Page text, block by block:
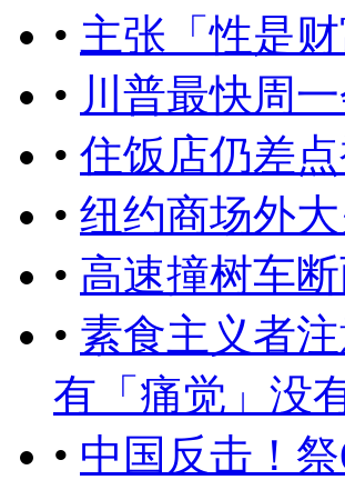
• 主张「性是
• 川普最快周
• 住饭店仍差
• 纽约商场外
• 高速撞树车
• 素食主义者
有「痛觉」没
• 中国反击！